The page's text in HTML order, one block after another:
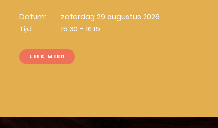
Datum:
Tijd:
zaterdag 29 augustus 2026
15:30 - 16:15
LEES MEER